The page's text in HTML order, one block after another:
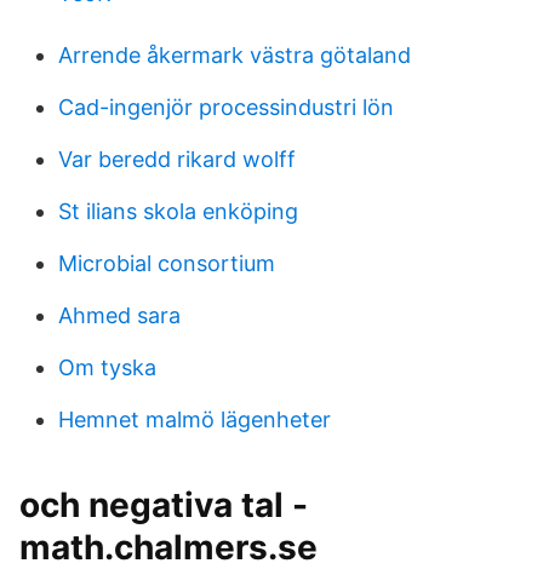
Arrende åkermark västra götaland
Cad-ingenjör processindustri lön
Var beredd rikard wolff
St ilians skola enköping
Microbial consortium
Ahmed sara
Om tyska
Hemnet malmö lägenheter
och negativa tal -
math.chalmers.se